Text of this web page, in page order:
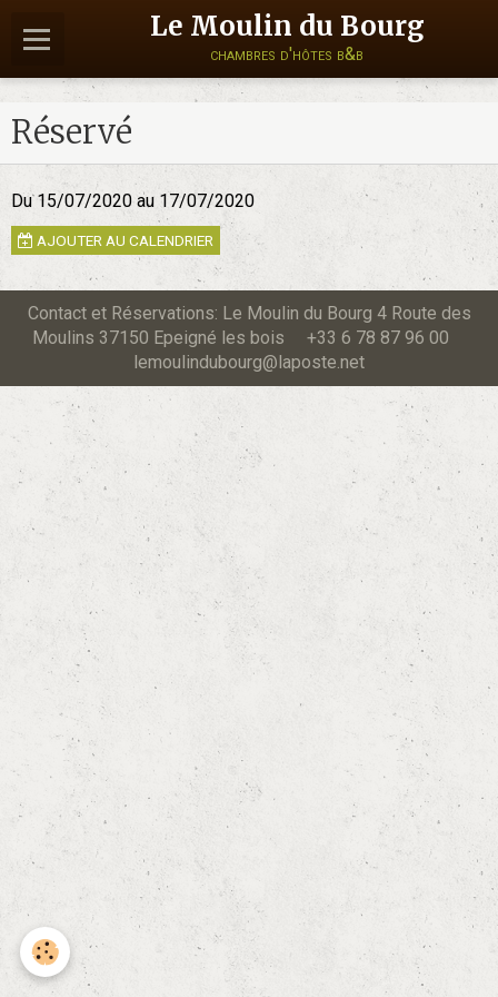
Le Moulin du Bourg
chambres d'hôtes b&b
Réservé
Du 15/07/2020 au 17/07/2020
AJOUTER AU CALENDRIER
Contact et Réservations: Le Moulin du Bourg 4 Route des
Moulins 37150 Epeigné les bois +33 6 78 87 96 00
lemoulindubourg@laposte.net